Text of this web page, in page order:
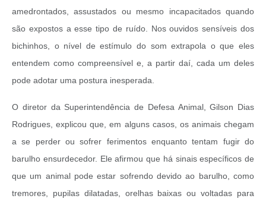
amedrontados, assustados ou mesmo incapacitados quando
são expostos a esse tipo de ruído. Nos ouvidos sensíveis dos
bichinhos, o nível de estímulo do som extrapola o que eles
entendem como compreensível e, a partir daí, cada um deles
pode adotar uma postura inesperada.
O diretor da Superintendência de Defesa Animal, Gilson Dias
Rodrigues, explicou que, em alguns casos, os animais chegam
a se perder ou sofrer ferimentos enquanto tentam fugir do
barulho ensurdecedor. Ele afirmou que há sinais específicos de
que um animal pode estar sofrendo devido ao barulho, como
tremores, pupilas dilatadas, orelhas baixas ou voltadas para